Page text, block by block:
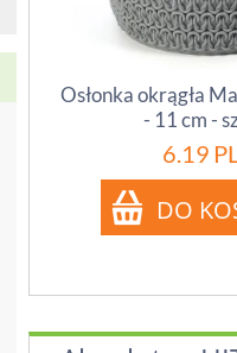
Osłonka okrągła
- 11 cm -
6.19